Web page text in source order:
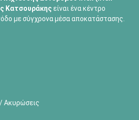
Κατσουράκηςείναι ένα κέντρο
με σύγχρονα μέσα αποκατάστασης.
Ακυρώσεις